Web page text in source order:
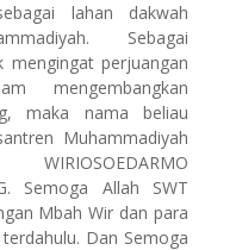
lahan dakwah
Sebagai
mengingat perjuangan
mengembangkan
maka nama beliau
Muhammadiyah
Semoga Allah SWT
Mbah Wir dan para
Dan Semoga